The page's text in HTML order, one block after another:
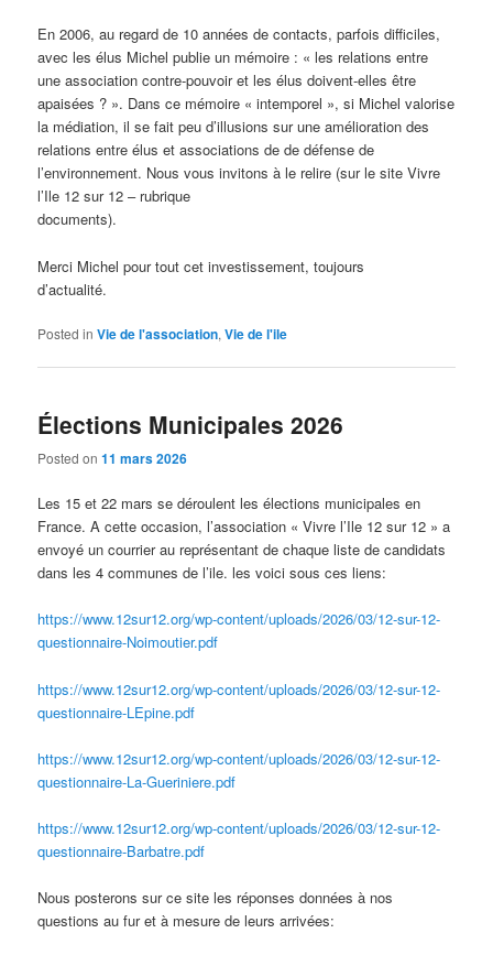
En 2006, au regard de 10 années de contacts, parfois difficiles,
avec les élus Michel publie un mémoire : « les relations entre
une association contre-pouvoir et les élus doivent-elles être
apaisées ? ». Dans ce mémoire « intemporel », si Michel valorise
la médiation, il se fait peu d’illusions sur une amélioration des
relations entre élus et associations de de défense de
l’environnement. Nous vous invitons à le relire (sur le site Vivre
l’Ile 12 sur 12 – rubrique
Merci Michel pour tout cet investissement, toujours
d’actualité.
Posted in Vie de l'association,Vie de l'ile
Élections Municipales 2026
Posted on11 mars 2026
Les 15 et 22 mars se déroulent les élections municipales en
France. A cette occasion, l’association « Vivre l’Ile 12 sur 12 » a
envoyé un courrier au représentant de chaque liste de candidats
dans les 4 communes de l’ile. les voici sous ces liens:
https://www.12sur12.org/wp-content/uploads/2026/03/12-sur-12-
questionnaire-Noimoutier.pdf
https://www.12sur12.org/wp-content/uploads/2026/03/12-sur-12-
questionnaire-LEpine.pdf
https://www.12sur12.org/wp-content/uploads/2026/03/12-sur-12-
questionnaire-La-Gueriniere.pdf
https://www.12sur12.org/wp-content/uploads/2026/03/12-sur-12-
questionnaire-Barbatre.pdf
Nous posterons sur ce site les réponses données à nos
questions au fur et à mesure de leurs arrivées: